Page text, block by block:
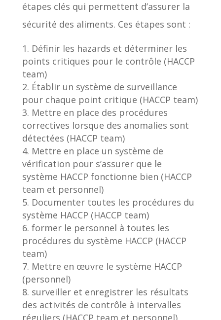
étapes clés qui permettent d’assurer la
sécurité des aliments. Ces étapes sont :
Définir les hazards et déterminer les
points critiques pour le contrôle (HACCP
team)
Établir un système de surveillance
pour chaque point critique (HACCP team)
Mettre en place des procédures
correctives lorsque des anomalies sont
détectées (HACCP team)
Mettre en place un système de
vérification pour s’assurer que le
système HACCP fonctionne bien (HACCP
team et personnel)
Documenter toutes les procédures du
système HACCP (HACCP team)
former le personnel à toutes les
procédures du système HACCP (HACCP
team)
Mettre en œuvre le système HACCP
(personnel)
surveiller et enregistrer les résultats
des activités de contrôle à intervalles